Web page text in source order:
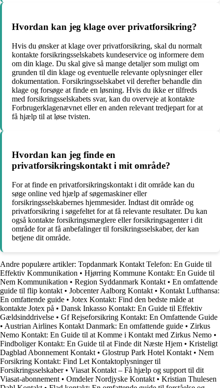
Hvordan kan jeg klage over privatforsikring?
Hvis du ønsker at klage over privatforsikring, skal du normalt
kontakte forsikringsselskabets kundeservice og informere dem
om din klage. Du skal give så mange detaljer som muligt om
grunden til din klage og eventuelle relevante oplysninger eller
dokumentation. Forsikringsselskabet vil derefter behandle din
klage og forsøge at finde en løsning. Hvis du ikke er tilfreds
med forsikringsselskabets svar, kan du overveje at kontakte
Forbrugerklagenævnet eller en anden relevant tredjepart for at
få hjælp til at løse tvisten.
Hvordan kan jeg finde en
privatforsikringskontakt i mit område?
For at finde en privatforsikringskontakt i dit område kan du
søge online ved hjælp af søgemaskiner eller
forsikringsselskabernes hjemmesider. Indtast dit område og
privatforsikring i søgefeltet for at få relevante resultater. Du kan
også kontakte forsikringsmæglere eller forsikringsagenter i dit
område for at få anbefalinger til forsikringsselskaber, der kan
betjene dit område.
Andre populære artikler: Topdanmark Kontakt Telefon: En Guide til
Effektiv Kommunikation • Hjørring Kommune Kontakt: En Guide til
Nem Kommunikation • Region Syddanmark Kontakt • En omfattende
guide til flip kontakt • Jobcenter Aalborg Kontakt • Kontakt Lufthansa:
En omfattende guide • Jotex Kontakt: Find den bedste måde at
kontakte Jotex på • Dansk Inkasso Kontakt: En Guide til Effektiv
Gældsinddrivelse • Gf Rejseforsikring Kontakt: En Omfattende Guide
• Austrian Airlines Kontakt Danmark: En omfattende guide • Zirkus
Nemo Kontakt: En Guide til at Komme i Kontakt med Zirkus Nemo •
Findboliger Kontakt: En Guide til at Finde dit Næste Hjem • Kristeligt
Dagblad Abonnement Kontakt • Glostrup Park Hotel Kontakt • Nem
Forsikring Kontakt: Find Let Kontaktoplysninger til
Forsikringsselskaber• Viasat Kontakt – Få hjælp og support til dit
Viasat-abonnement • Omdeler Nordjyske Kontakt • Kristian Thulesen